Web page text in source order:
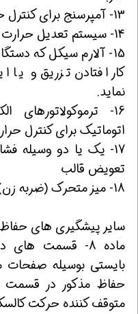
13- آمپرسنج برای کنترل حرارت هیتر برقی ماشین
14- سیستم تعدیل حرارت نازل
15- آلارم سیکل که
کار افتادن تزریق و
نماید.
16-
اتوماتیک برای کنترل
17- یک یا دو وسیله
تعویض قالب
18- میز متحرک (ضربه زن) با کورس قابل تنظیم
سایر پیشگیری های
ماده 8- قسمت
بایستی بوسیله
حفاظ مذکور در قسمت
متوقف کننده حرکت